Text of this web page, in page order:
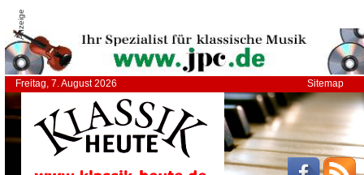
Anzeige
Freitag, 7. August 2026 Sitemap